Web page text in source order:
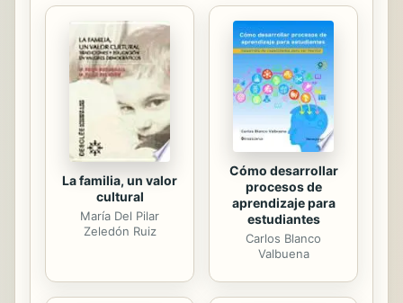
La familia, un valor
cultural
María Del Pilar
Zeledón Ruiz
Cómo desarrollar
procesos de
aprendizaje para
estudiantes
Carlos Blanco
Valbuena